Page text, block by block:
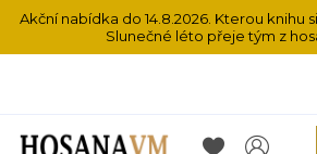
Akční nabídka do 14.8.2026. Kterou knihu
Slunečné léto přeje tým z